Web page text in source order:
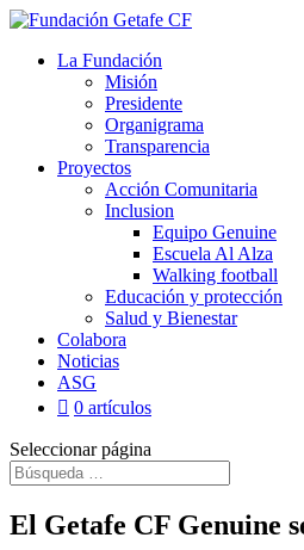
La Fundación
Misión
Presidente
Organigrama
Transparencia
Proyectos
Acción Comunitaria
Inclusion
Equipo Genuine
Escuela Al Alza
Walking football
Educación y protección
Salud y Bienestar
Colabora
Noticias
ASG
0 artículos
Seleccionar página
El Getafe CF Genuine